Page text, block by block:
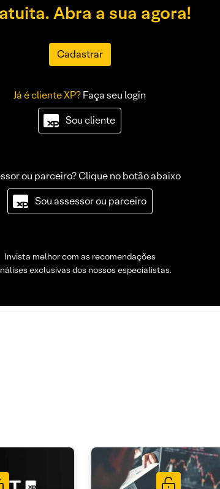
Abra a sua agora!
Cadastrar
Já é cliente XP?Faça seu login
Sou cliente
ou parceiro? Clique no botão abaixo
Sou assessor ou parceiro
Invista melhor com as recomendações
exclusivas dos nossos especialistas.